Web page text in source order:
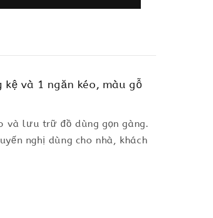
kệ và 1 ngăn kéo, màu gỗ
và lưu trữ đồ dùng gọn gàng.
nghị dùng cho nhà, khách